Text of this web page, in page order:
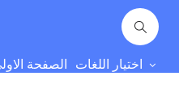
الصفحة